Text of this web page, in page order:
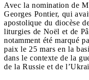
Avec la nomination de
Georges Pontier, qui
apostolique du diocèse
liturgies de Noël et de
notamment été marqué
paix le 25 mars en la
dans le contexte de la
de la Russie et de